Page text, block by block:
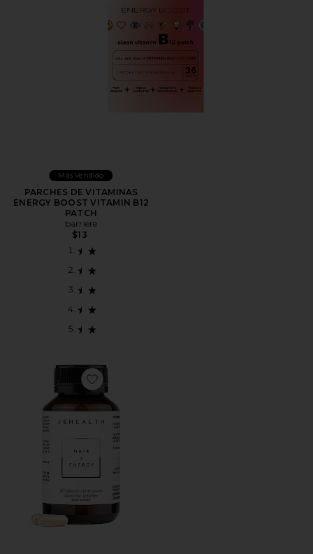
Más Vendido
PARCHES DE VITAMINAS
ENERGY BOOST VITAMIN B12
PATCH
barriere
$13
Favorite VITAMINAS CABELLO + ENERGÍA HAIR +